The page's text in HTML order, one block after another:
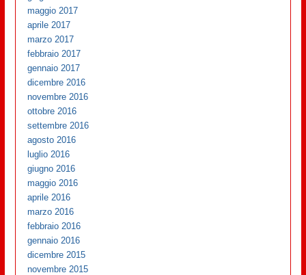
maggio 2017
aprile 2017
marzo 2017
febbraio 2017
gennaio 2017
dicembre 2016
novembre 2016
ottobre 2016
settembre 2016
agosto 2016
luglio 2016
giugno 2016
maggio 2016
aprile 2016
marzo 2016
febbraio 2016
gennaio 2016
dicembre 2015
novembre 2015